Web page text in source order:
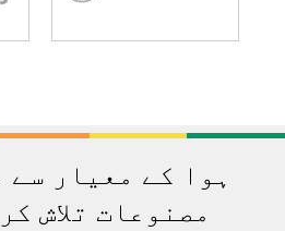
ہوا کے معیار سے
مصنوعات تلاش